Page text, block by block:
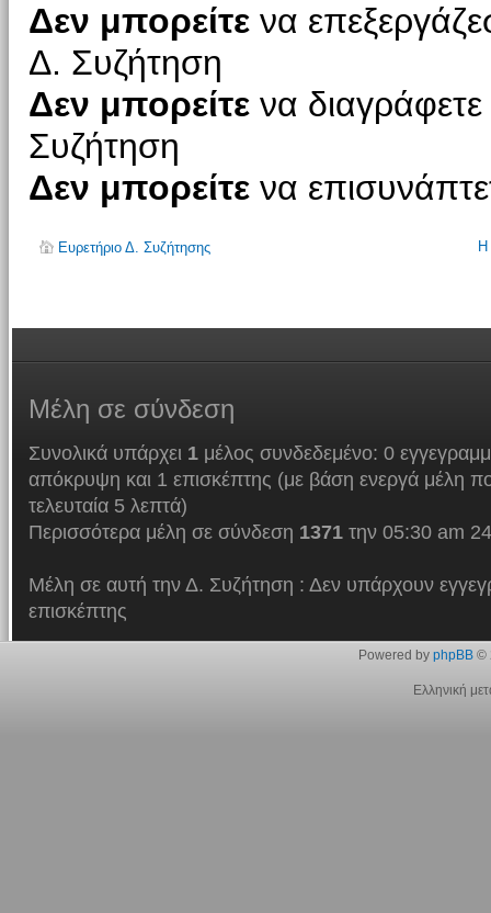
Δεν μπορείτενα
Δ. Συζήτηση
Δεν μπορείτενα διαγράφετε
Συζήτηση
Δεν μπορείτενα
Ευρετήριο Δ. Συζήτησης Η
Μέλη σε σύνδεση
Συνολικά υπάρχει 1μέλος συνδεδεμένο: 0
απόκρυψη και 1 επισκέπτης (με βάση ενεργά μέλη
τελευταία 5 λεπτά)
Περισσότερα μέλη σε σύνδεση 1371την 05:30 am
Μέλη σε αυτή την Δ. Συζήτηση : Δεν υπάρχουν
επισκέπτης
Powered by phpBB©
Ελληνική